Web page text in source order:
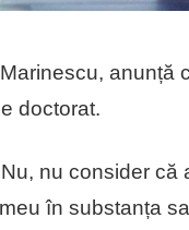
doctorat.
nu consider
în substanța